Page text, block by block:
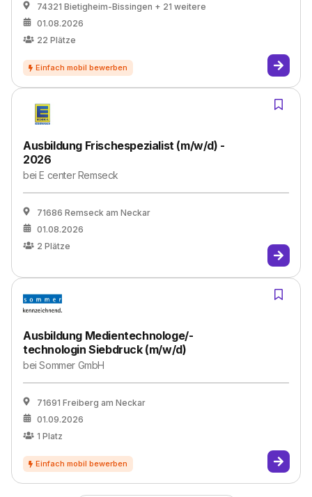
74321 Bietigheim-Bissingen + 21 weitere
01.08.2026
22 Plätze
Ausbildung Frischespezialist (m/w/d) -
2026
beiE center Remseck
71686 Remseck am Neckar
01.08.2026
2 Plätze
Ausbildung Medientechnologe/-
technologin Siebdruck (m/w/d)
beiSommer GmbH
71691 Freiberg am Neckar
01.09.2026
1 Platz